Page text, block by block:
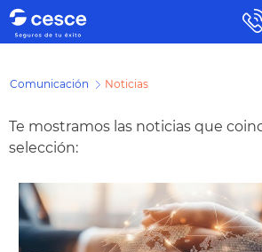
Comunicación Noticias
Te mostramos las noticias que
selección: